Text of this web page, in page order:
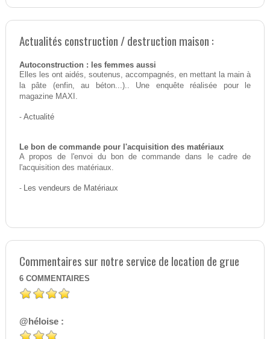
Actualités construction / destruction maison :
Autoconstruction : les femmes aussi
Elles les ont aidés, soutenus, accompagnés, en mettant la main à
la pâte (enfin, au béton...).. Une enquête réalisée pour le
magazine MAXI.
- Actualité
Le bon de commande pour l'acquisition des matériaux
A propos de l'envoi du bon de commande dans le cadre de
l'acquisition des matériaux.
- Les vendeurs de Matériaux
Commentaires sur notre service de location de grue
6 COMMENTAIRES
@héloise :